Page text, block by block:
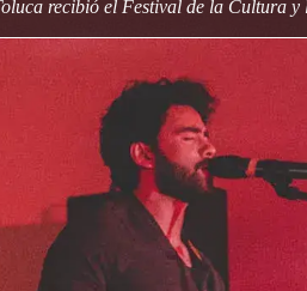
Toluca recibió el Festival de la Cultura